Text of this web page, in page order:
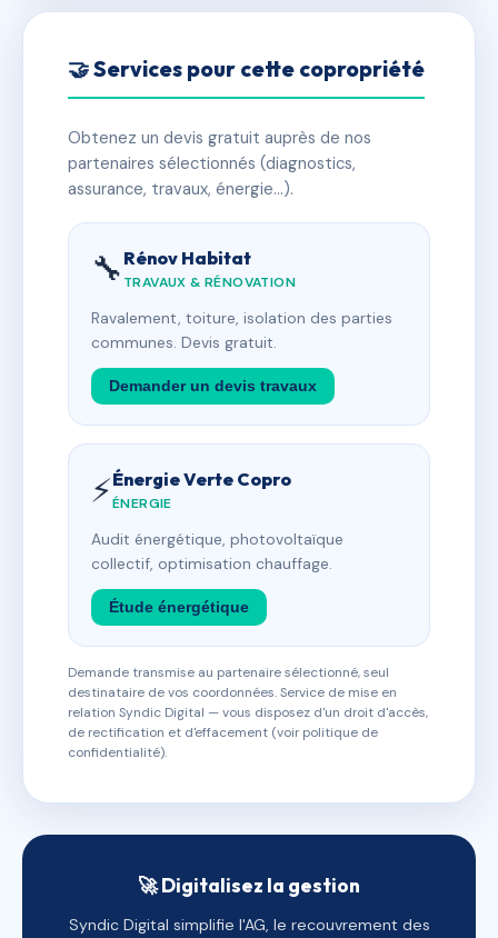
🤝 Services pour cette copropriété
Obtenez un devis gratuit auprès de nos
partenaires sélectionnés (diagnostics,
assurance, travaux, énergie…).
🔧 Rénov Habitat
TRAVAUX & RÉNOVATION
Ravalement, toiture, isolation des parties
communes. Devis gratuit.
Demander un devis travaux
⚡Énergie Verte Copro
ÉNERGIE
Audit énergétique, photovoltaïque
collectif, optimisation chauffage.
Étude énergétique
Demande transmise au partenaire sélectionné, seul
destinataire de vos coordonnées. Service de mise en
relation Syndic Digital — vous disposez d'un droit d'accès,
de rectification et d'effacement (voir politique de
confidentialité).
🚀 Digitalisez la gestion
Syndic Digital simplifie l'AG, le recouvrement des